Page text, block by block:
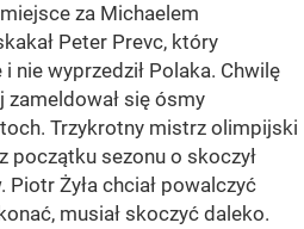
za Michaelem
Peter Prevc, który
nie wyprzedził Polaka. Chwilę
się ósmy
Trzykrotny mistrz olimpijski
początku sezonu o skoczył
Żyła chciał powalczyć
musiał skoczyć daleko.